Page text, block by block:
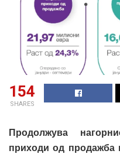
154
SHARES
Продолжува
приходи од продажба